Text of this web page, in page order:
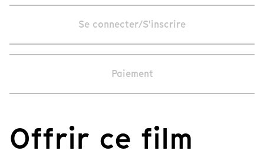
Se connecter/S'inscrire
Paiement
Offrir ce film